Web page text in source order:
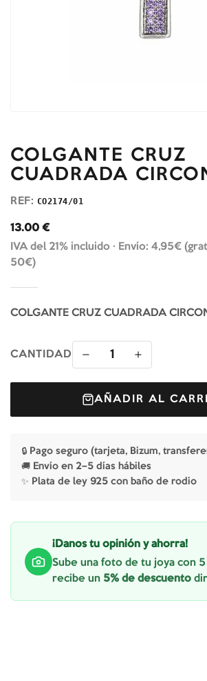
COLGANTE CRUZ
CUADRADA
REF: CO2174/01
13.00 €
IVA del 21% incluido · Envío: 4,95€
50€)
COLGANTE CRUZ CUADRADA
CANTIDAD 1
AÑADIR AL
🔒 Pago seguro (tarjeta, Bizum,
🚚 Envío en 2–5 días hábiles
✨ Plata de ley 925 con baño de rodio
¡Danos tu opinión y ahorra!
Sube una foto de tu joya con
recibe un 5% de descuento